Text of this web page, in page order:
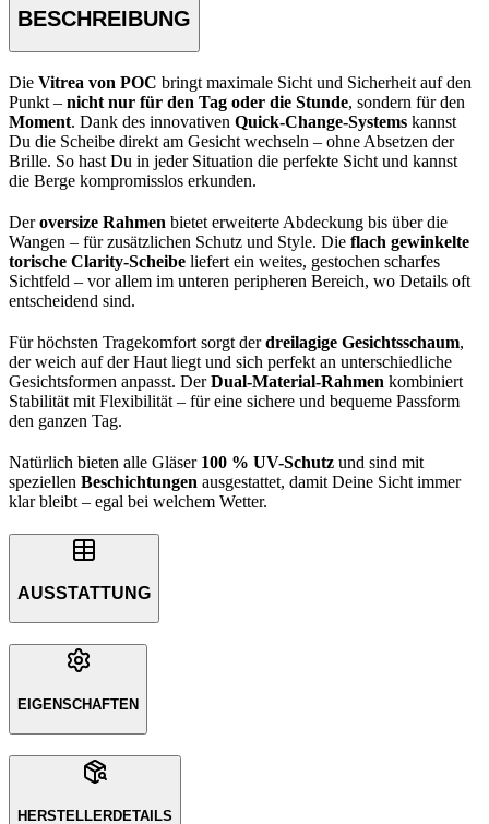
BESCHREIBUNG
Die Vitrea von POC bringt maximale Sicht und Sicherheit auf den
Punkt – nicht nur für den Tag oder die Stunde, sondern für den
Moment. Dank des innovativen Quick-Change-Systems kannst
Du die Scheibe direkt am Gesicht wechseln – ohne Absetzen der
Brille. So hast Du in jeder Situation die perfekte Sicht und kannst
die Berge kompromisslos erkunden.
Deroversize Rahmen bietet erweiterte Abdeckung bis über die
Wangen – für zusätzlichen Schutz und Style. Die flach gewinkelte
torische Clarity-Scheibe liefert ein weites, gestochen scharfes
Sichtfeld – vor allem im unteren peripheren Bereich, wo Details oft
entscheidend sind.
Für höchsten Tragekomfort sorgt derdreilagige Gesichtsschaum,
der weich auf der Haut liegt und sich perfekt an unterschiedliche
Gesichtsformen anpasst. DerDual-Material-Rahmen kombiniert
Stabilität mit Flexibilität – für eine sichere und bequeme Passform
den ganzen Tag.
Natürlich bieten alle Gläser 100 % UV-Schutz und sind mit
speziellen Beschichtungen ausgestattet, damit Deine Sicht immer
klar bleibt – egal bei welchem Wetter.
AUSSTATTUNG
EIGENSCHAFTEN
HERSTELLERDETAILS